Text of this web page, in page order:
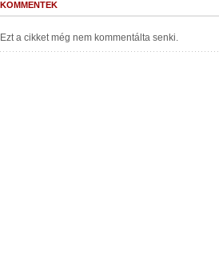
KOMMENTEK
Ezt a cikket még nem kommentálta senki.